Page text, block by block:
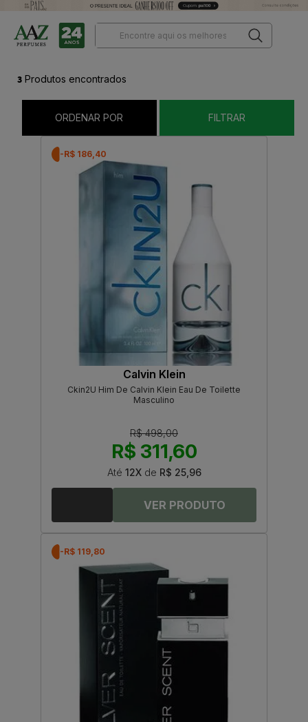
3 Produtos encontrados
ORDENAR POR FILTRAR
-R$ 186,40
Calvin Klein
Ckin2U Him De Calvin Klein Eau De Toilette
Masculino
R$ 498,00
R$ 311,60
Até 12Xde R$ 25,96
-R$ 119,80